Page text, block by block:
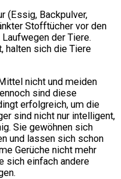
(Essig, Backpulver,
Stofftücher vor den
der Tiere.
halten sich die Tiere
nicht und meiden
sind diese
erfolgreich, um die
sind nicht nur intelligent,
Sie gewöhnen sich
und lassen sich schon
Gerüche nicht mehr
sich einfach andere